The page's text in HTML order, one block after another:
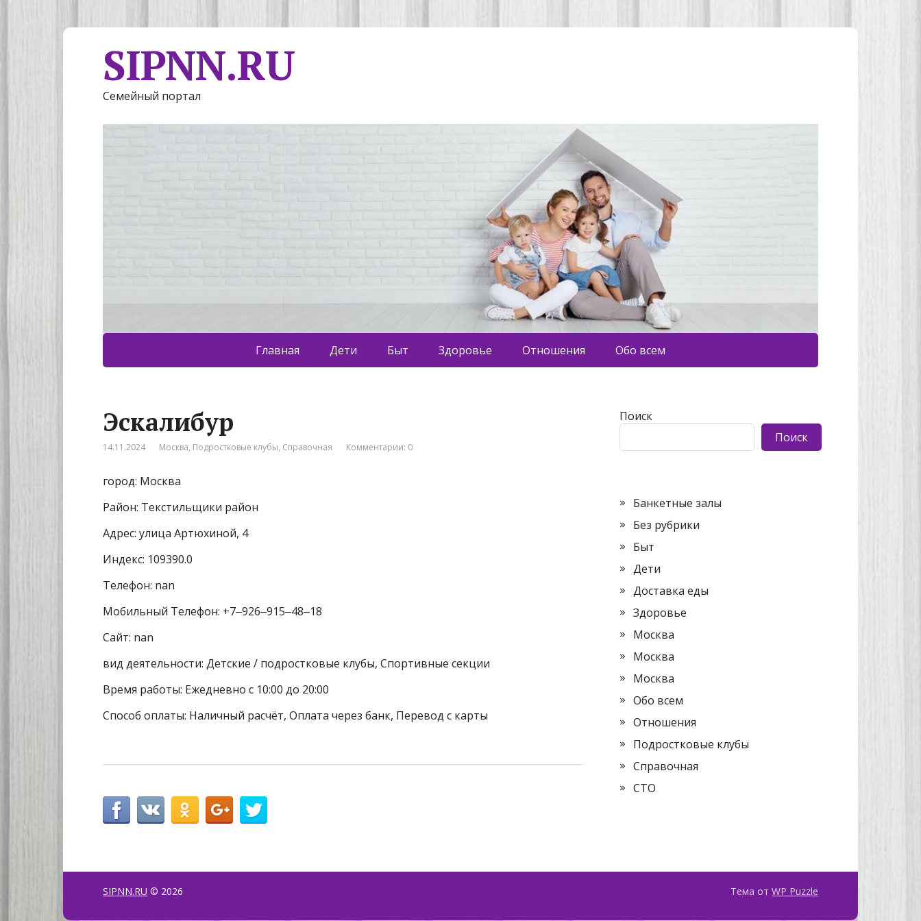
SIPNN.RU
Семейный портал
Главная Дети Быт Здоровье Отношения Обо всем
Эскалибур
14.11.2024 Москва, Подростковые клубы, Справочная Комментарии: 0
город: Москва
Район: Текстильщики район
Адрес: улица Артюхиной, 4
Индекс: 109390.0
Телефон: nan
Мобильный Телефон: +7‒926‒915‒48‒18
Сайт: nan
вид деятельности: Детские / подростковые клубы, Спортивные секции
Время работы: Ежедневно с 10:00 до 20:00
Способ оплаты: Наличный расчёт, Оплата через банк, Перевод с карты
Поиск
Поиск
Банкетные залы
Без рубрики
Быт
Дети
Доставка еды
Здоровье
Москва
Москва
Москва
Обо всем
Отношения
Подростковые клубы
Справочная
СТО
SIPNN.RU © 2026 Тема от WP Puzzle